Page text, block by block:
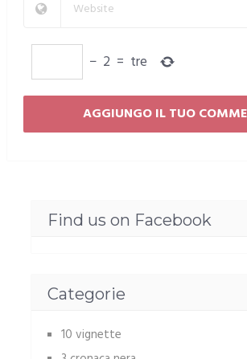
− 2 = tre
Find us on Facebook
Categorie
10 vignette